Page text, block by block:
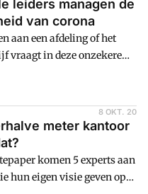
leiders managen de
van corona
aan een afdeling of het
vraagt in deze onzekere
analytische aanpak. Die
om juist terug te
cijfers en de data om zo
te verkrijgen. Op basis
de financial volgende
als het grondwerk maar
grondwerk is nodig om
8 OKT. 20
meter kantoor
komen 5 experts aan
hun eigen visie geven op